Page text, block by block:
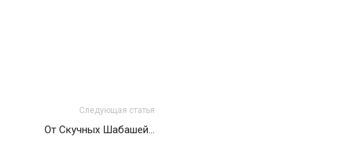
Следующая статья
От Скучных Шабашей…